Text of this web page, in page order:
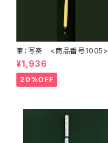
筆：写奏 <商品番号1005>
¥1,936
20%OFF